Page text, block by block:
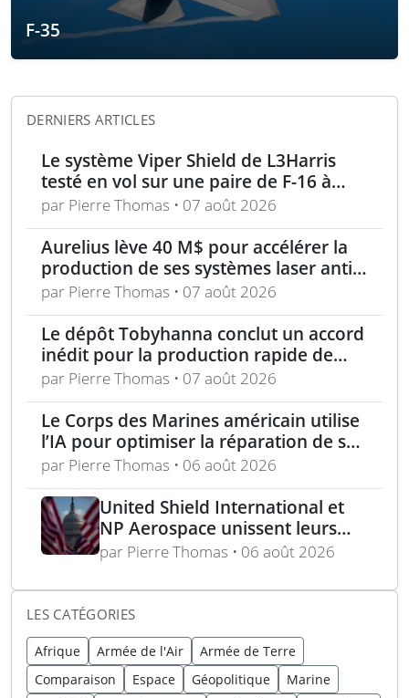
F-35
DERNIERS ARTICLES
Le système Viper Shield de L3Harris
testé en vol sur une paire de F-16 à
Edwards AFB
par Pierre Thomas • 07 août 2026
Aurelius lève 40 M$ pour accélérer la
production de ses systèmes laser anti-
drones
par Pierre Thomas • 07 août 2026
Le dépôt Tobyhanna conclut un accord
inédit pour la production rapide de
composants de sUAS
par Pierre Thomas • 07 août 2026
Le Corps des Marines américain utilise
l’IA pour optimiser la réparation de ses
équipements
par Pierre Thomas • 06 août 2026
United Shield International et
NP Aerospace unissent leurs
forces pour renforcer le soutien
déminage
par Pierre Thomas • 06 août 2026
LES CATÉGORIES
Afrique Armée de l'Air
Armée de Terre
Comparaison
Espace Géopolitique
Marine